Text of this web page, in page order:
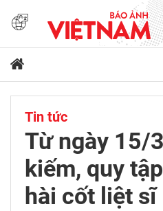
Tin tức
Từ ngày 15/
kiếm, quy
hài cốt liệt sĩ